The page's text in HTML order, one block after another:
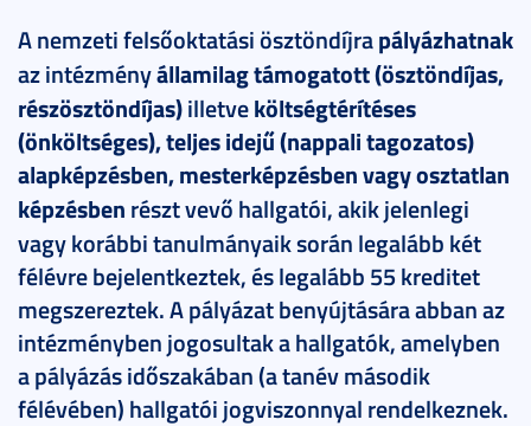
A nemzeti felsőoktatási ösztöndíjrapályázhatnak
az intézményállamilag támogatott (ösztöndíjas,
részösztöndíjas)illetveköltségtérítéses
(önköltséges), teljes idejű (nappali tagozatos)
alapképzésben, mesterképzésben vagy osztatlan
képzésben részt vevő hallgatói, akik jelenlegi
vagy korábbi tanulmányaik során legalább két
félévre bejelentkeztek, és legalább 55 kreditet
megszereztek. A pályázat benyújtására abban az
intézményben jogosultak a hallgatók, amelyben
a pályázás időszakában (a tanév második
félévében) hallgatói jogviszonnyal rendelkeznek.